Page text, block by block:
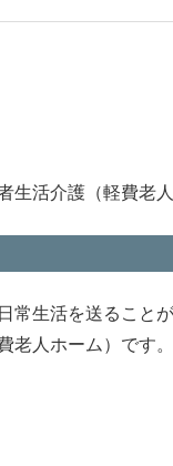
活介護（軽費老人
生活を送るこ
人ホーム）です。